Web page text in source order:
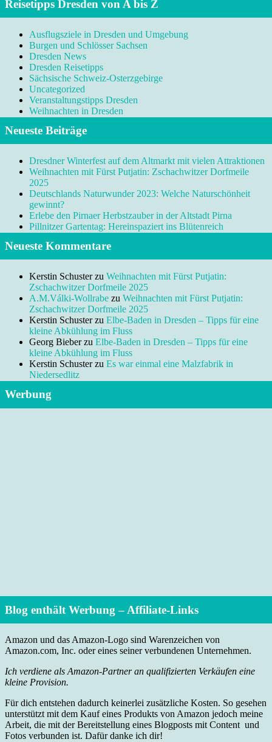
Reisetipps Dresden von A bis Z
Ausflugsziele in Dresden und Umgebung
Burgen und Schlösser Sachsen
Dresden News
Dresden Reisetipps
Sächsische Schweiz-Osterzgebirge
Uncategorized
Veranstaltungstipps Dresden
Weihnachten in Dresden
Neueste Beiträge
Dresdner Winterfest auf dem Altmarkt mit vielen Attraktionen
Weihnachten mit Fürst Putjatin: Zschachwitzer Dorfmeile
2025
Deutschlands Naturwunder 2023: Welche Naturschönheit
gewinnt?
Erlebe den Pirnaer Herbstzauber in der Altstadt Pirna
Pillnitzer Gartentag: Hereinspaziert ins Blütenreich
Neueste Kommentare
Kerstin Schusterzu Weihnachten mit Fürst Putjatin:
Zschachwitzer Dorfmeile 2025
A.M.Válki-Wollrabe zu Weihnachten mit Fürst Putjatin:
Zschachwitzer Dorfmeile 2025
Kerstin Schusterzu Elbe-Baden in Dresden – Tipps für eine
kleine Abkühlung im Fluss
Georg Bieberzu Elbe-Baden in Dresden – Tipps für eine
kleine Abkühlung im Fluss
Kerstin Schusterzu Es war einmal eine Malzfabrik in
Niedersedlitz
Werbung
Blog enthält Werbung – Affiliate-Links
Amazon und das Amazon-Logo sind Warenzeichen von
Amazon.com, Inc. oder eines seiner verbundenen Unternehmen.
Ich verdiene als Amazon-Partner an qualifizierten Verkäufen eine
kleine Provision.
Für dich entstehen dadurch keinerlei zusätzliche Kosten. So gesehen
unterstützt mit dem Kauf eines Produkts von Amazon jedoch meine
Arbeit, die mit der Bereitstellung eines Blogposts mit Content und
Fotos verbunden ist. Dafür danke ich dir!